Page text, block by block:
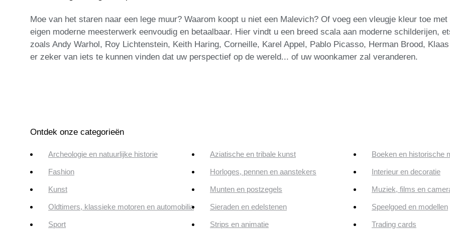
Moe van het staren naar een lege muur? Waarom koopt u niet een Malevich? Of voeg een vleugje kleur toe
eigen moderne meesterwerk eenvoudig en betaalbaar. Hier vindt u een breed scala aan moderne schilderijen,
zoals Andy Warhol, Roy Lichtenstein, Keith Haring, Corneille, Karel Appel, Pablo Picasso, Herman Brood,
er zeker van iets te kunnen vinden dat uw perspectief op de wereld... of uw woonkamer zal veranderen.
Ontdek onze categorieën
Archeologie en natuurlijke historie Aziatische en tribale kunst Boeken en historische
Fashion Horloges, pennen en aanstekers Interieur en decoratie
Kunst Munten en postzegels Muziek, films en
Oldtimers, klassieke motoren en automobilia Sieraden en edelstenen Speelgoed en modellen
Sport Strips en animatie Trading cards